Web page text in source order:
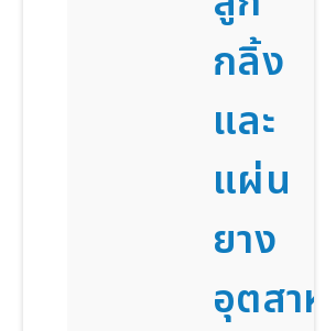
กลิ้ง
และ
แผ่น
ยาง
อุตสา